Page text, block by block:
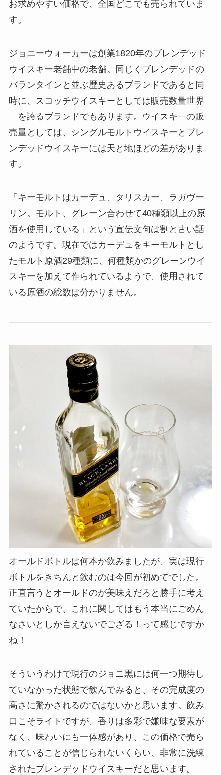
お求めやすい価格で、全国どこでも売られていま
す。
ジョニーウォーカーは創業1820年のブレンデッド
ウイスキー老舗中の老舗。同じくブレンデッドの
バランタインと並ぶ歴史あるブランドであると同
時に、スコッチウイスキーとしては販売数量世界
一を誇るブランドでもあります。ウイスキーの販
売量としては、シングルモルトウイスキーとブレ
ンデッドウイスキーには天と地ほどの差がありま
す。
「キーモルトはカーデュ、タリスカー、ラガヴー
リン。モルト、グレーン合わせて40種類以上の原
酒を使用している」という宣伝文句は割と古い話
のようです。現在ではカーデュをキーモルトとし
たモルト原酒29種類に、何種類かのグレーンウイ
スキーを加えて作られているようで、使用されて
いる原酒の総数は分かりません。
オールドボトルは何本か飲みましたが、実は現行
ボトルをきちんと飲むのは今回が初めてでした。
正直言うとオールドのが美味えだろと勝手に考え
ていたからで、これに関してはもう本当にごめん
なさいとしか言えないでござる！って感じですか
ね！
そういうわけで現行のジョニ黒には何一つ期待し
ていなかった状態で飲んでみると、その完成度の
高さに驚かされるのではないかと思います。飲み
口こそライトですが、香りは多彩で嫌味な要素が
なく、味わいにも一体感があり、この価格で売ら
れていることが信じられないくらい、非常に洗練
されたブレンデッドウイスキーだと思います。